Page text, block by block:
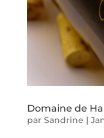
Domaine de
par Sandrine |